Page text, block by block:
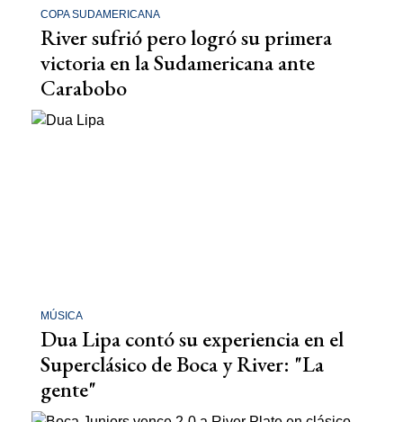
COPA SUDAMERICANA
River sufrió pero logró su primera
victoria en la Sudamericana ante
Carabobo
MÚSICA
Dua Lipa contó su experiencia en el
Superclásico de Boca y River: "La
gente"